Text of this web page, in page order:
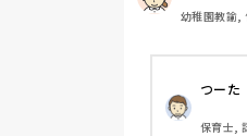
幼稚園教諭,
つーた
保育士,